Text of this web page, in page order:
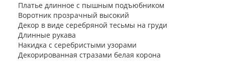
Платье длинное с пышным подъюбником
Воротник прозрачный высокий
Декор в виде серебряной тесьмы на груди
Длинные рукава
Накидка с серебристыми узорами
Декорированная стразами белая корона